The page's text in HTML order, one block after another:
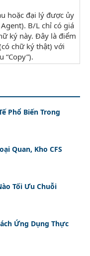
hoặc đại lý được ủy
B/L chỉ có giá
ký này. Đây là điểm
chữ ký thật) với
“Copy”).
Phổ Biến Trong
Quan, Kho CFS
Tối Ưu Chuỗi
Ứng Dụng Thực